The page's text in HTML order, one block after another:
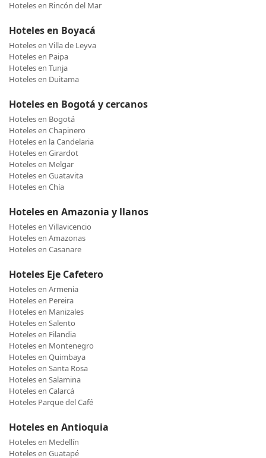
Hoteles en Rincón del Mar
Hoteles en Boyacá
Hoteles en Villa de Leyva
Hoteles en Paipa
Hoteles en Tunja
Hoteles en Duitama
Hoteles en Bogotá y cercanos
Hoteles en Bogotá
Hoteles en Chapinero
Hoteles en la Candelaria
Hoteles en Girardot
Hoteles en Melgar
Hoteles en Guatavita
Hoteles en Chía
Hoteles en Amazonia y llanos
Hoteles en Villavicencio
Hoteles en Amazonas
Hoteles en Casanare
Hoteles Eje Cafetero
Hoteles en Armenia
Hoteles en Pereira
Hoteles en Manizales
Hoteles en Salento
Hoteles en Filandia
Hoteles en Montenegro
Hoteles en Quimbaya
Hoteles en Santa Rosa
Hoteles en Salamina
Hoteles en Calarcá
Hoteles Parque del Café
Hoteles en Antioquia
Hoteles en Medellín
Hoteles en Guatapé